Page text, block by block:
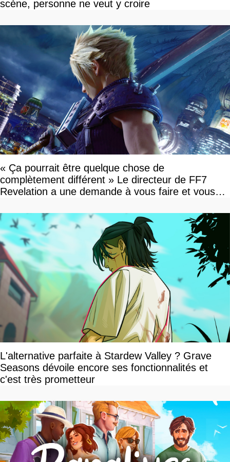
scène, personne ne veut y croire
« Ça pourrait être quelque chose de
complètement différent » Le directeur de FF7
Revelation a une demande à vous faire et vous
L'alternative parfaite à Stardew Valley ? Grave
Seasons dévoile encore ses fonctionnalités et
c'est très prometteur